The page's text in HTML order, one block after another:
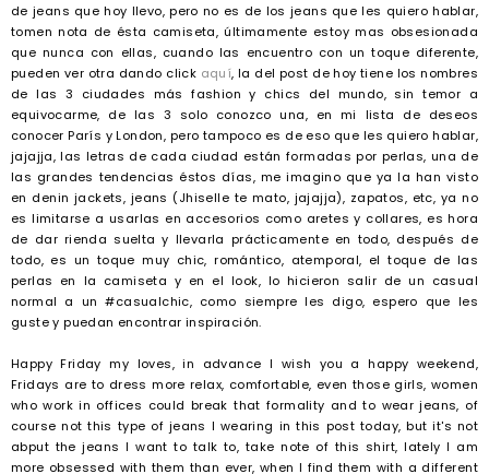
de jeans que hoy llevo, pero no es de los jeans que les quiero hablar,
tomen nota de ésta camiseta, últimamente estoy mas obsesionada
que nunca con ellas, cuando las encuentro con un toque diferente,
pueden ver otra dando click aquí, la del post de hoy tiene los nombres
de las 3 ciudades más fashion y chics del mundo, sin temor a
equivocarme, de las 3 solo conozco una, en mi lista de deseos
conocer París y London, pero tampoco es de eso que les quiero hablar,
jajajja, las letras de cada ciudad están formadas por perlas, una de
las grandes tendencias éstos días, me imagino que ya la han visto
en denin jackets, jeans (Jhiselle te mato, jajajja), zapatos, etc, ya no
es limitarse a usarlas en accesorios como aretes y collares, es hora
de dar rienda suelta y llevarla prácticamente en todo, después de
todo, es un toque muy chic, romántico, atemporal, el toque de las
perlas en la camiseta y en el look, lo hicieron salir de un casual
normal a un #casualchic, como siempre les digo, espero que les
guste y puedan encontrar inspiración.
Happy Friday my loves, in advance I wish you a happy weekend,
Fridays are to dress more relax, comfortable, even those girls, women
who work in offices could break that formality and to wear jeans, of
course not this type of jeans I wearing in this post today, but it's not
abput the jeans I want to talk to, take note of this shirt, lately I am
more obsessed with them than ever, when I find them with a different